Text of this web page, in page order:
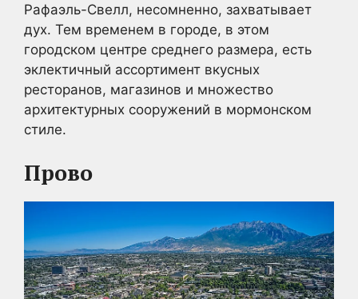
Рафаэль-Свелл, несомненно, захватывает
дух. Тем временем в городе, в этом
городском центре среднего размера, есть
эклектичный ассортимент вкусных
ресторанов, магазинов и множество
архитектурных сооружений в мормонском
стиле.
Прово